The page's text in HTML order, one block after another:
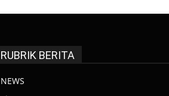
RUBRIK BERITA
NEWS